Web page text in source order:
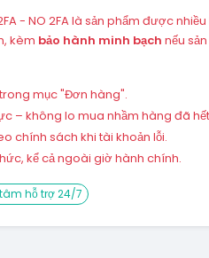
2FA - NO 2FA là sản phẩm được
kèm bảo hành minh bạch nếu
mục "Đơn hàng".
– không lo mua nhầm hàng đã
chính sách khi tài khoản lỗi.
kể cả ngoài giờ hành chính.
hỗ trợ 24/7